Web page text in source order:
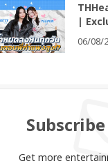
|
06/08/
Get more